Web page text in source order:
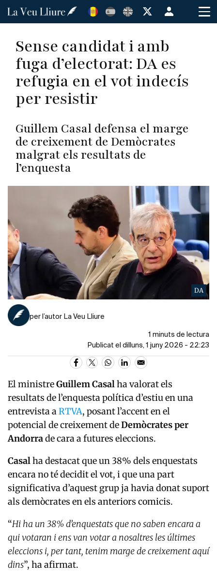
Vés
Menú
de
cuenta
de
usuario
Sense candidat i amb
fuga d’electorat: DA es
refugia en el vot indecís
per resistir
Guillem Casal defensa el marge
de creixement de Demòcrates
malgrat els resultats de
l’enquesta
DA
per l’autor La Veu Lliure
1 minuts de lectura
Publicat el dilluns, 1 juny 2026 - 22:23
El ministreGuillem Casalha valorat els
resultats de l’enquesta política d’estiu en una
entrevista aRTVA, posant l’accent en el
potencial de creixement deDemòcrates per
Andorrade cara a futures eleccions.
Casalha destacat que un 38% dels enquestats
encara no té decidit el vot, i que una part
significativa d’aquest grup ja havia donat suport
als demòcrates en els anteriors comicis.
“Hi ha un 38% d’enquestats que no saben encara a
qui votaran i ens van votar a nosaltres les últimes
eleccions i, per tant, tenim marge de creixement aquí
dins”, ha afirmat.